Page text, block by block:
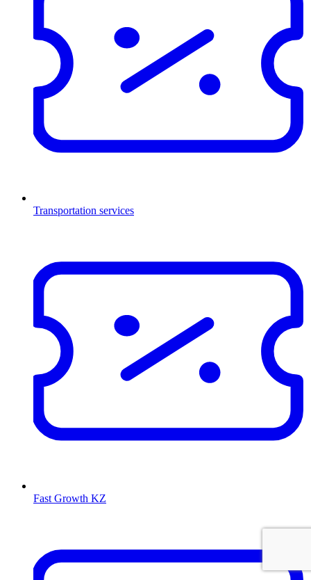
Transportation services
Fast Growth KZ